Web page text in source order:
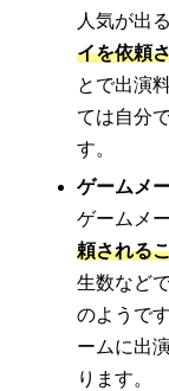
人気が出る
イを依頼
とで出演
ては自分
す。
ゲームメ
ゲームメ
頼される
生数など
のようで
ームに出
ります。